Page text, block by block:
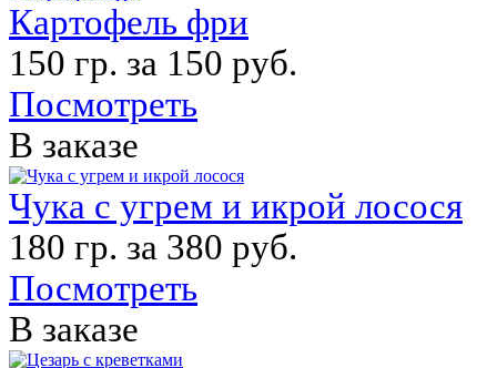
Картофель фри
150 гр. за 150 руб.
Посмотреть
В заказе
Чука с угрем и икрой лосося
180 гр. за 380 руб.
Посмотреть
В заказе